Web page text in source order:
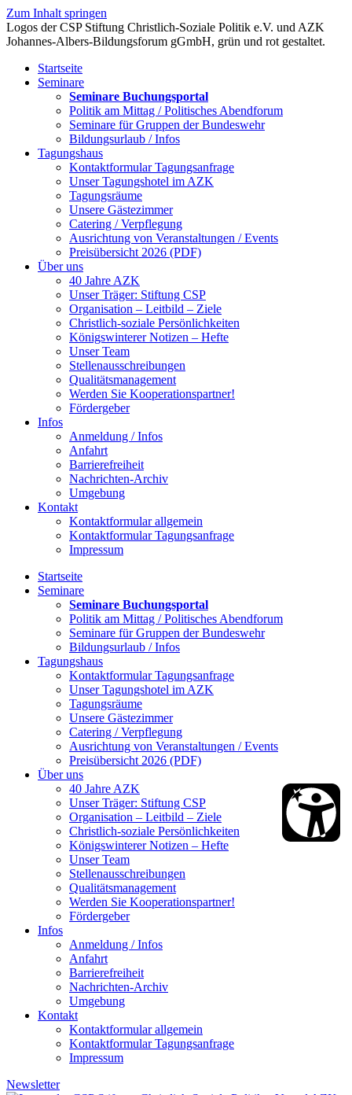
Zum Inhalt springen
Startseite
Seminare
Seminare Buchungsportal
Politik am Mittag / Politisches Abendforum
Seminare für Gruppen der Bundeswehr
Bildungsurlaub / Infos
Tagungshaus
Kontaktformular Tagungsanfrage
Unser Tagungshotel im AZK
Tagungsräume
Unsere Gästezimmer
Catering / Verpflegung
Ausrichtung von Veranstaltungen / Events
Preisübersicht 2026 (PDF)
Über uns
40 Jahre AZK
Unser Träger: Stiftung CSP
Organisation – Leitbild – Ziele
Christlich-soziale Persönlichkeiten
Königswinterer Notizen – Hefte
Unser Team
Stellenausschreibungen
Qualitätsmanagement
Werden Sie Kooperationspartner!
Fördergeber
Infos
Anmeldung / Infos
Anfahrt
Barrierefreiheit
Nachrichten-Archiv
Umgebung
Kontakt
Kontaktformular allgemein
Kontaktformular Tagungsanfrage
Impressum
Startseite
Seminare
Seminare Buchungsportal
Politik am Mittag / Politisches Abendforum
Seminare für Gruppen der Bundeswehr
Bildungsurlaub / Infos
Tagungshaus
Kontaktformular Tagungsanfrage
Unser Tagungshotel im AZK
Tagungsräume
Unsere Gästezimmer
Catering / Verpflegung
Ausrichtung von Veranstaltungen / Events
Preisübersicht 2026 (PDF)
Über uns
40 Jahre AZK
Unser Träger: Stiftung CSP
Organisation – Leitbild – Ziele
Christlich-soziale Persönlichkeiten
Königswinterer Notizen – Hefte
Unser Team
Stellenausschreibungen
Qualitätsmanagement
Werden Sie Kooperationspartner!
Fördergeber
Infos
Anmeldung / Infos
Anfahrt
Barrierefreiheit
Nachrichten-Archiv
Umgebung
Kontakt
Kontaktformular allgemein
Kontaktformular Tagungsanfrage
Impressum
Newsletter